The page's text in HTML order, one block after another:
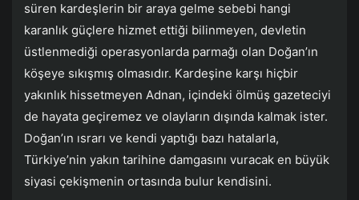
süren kardeşlerin bir araya gelme sebebi hangi
karanlık güçlere hizmet ettiği bilinmeyen, devletin
üstlenmediği operasyonlarda parmağı olan Doğan’ın
köşeye sıkışmış olmasıdır. Kardeşine karşı hiçbir
yakınlık hissetmeyen Adnan, içindeki ölmüş gazeteciyi
de hayata geçiremez ve olayların dışında kalmak ister.
Doğan’ın ısrarı ve kendi yaptığı bazı hatalarla,
Türkiye’nin yakın tarihine damgasını vuracak en büyük
siyasi çekişmenin ortasında bulur kendisini.